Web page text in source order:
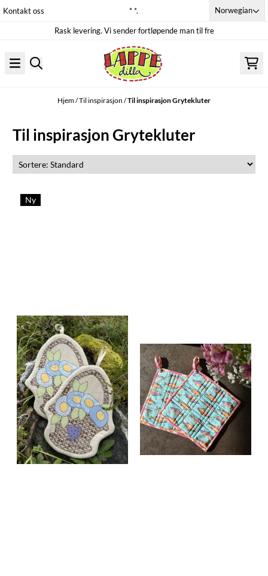
Hopp til innhold
Kontakt oss * *. Norwegian
Rask levering. Vi sender fortløpende man til fre
Hjem/Til inspirasjon /Til inspirasjon Grytekluter
Til inspirasjon Grytekluter
Ny